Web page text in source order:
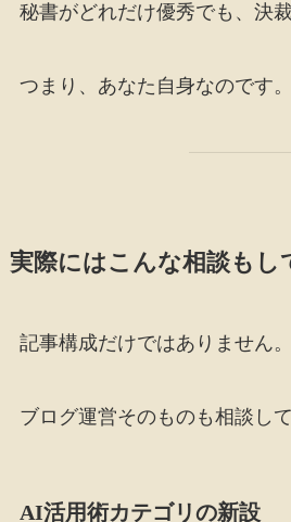
秘書がどれだけ優秀でも、決
つまり、あなた自身なのです。
実際にはこんな相談もし
記事構成だけではありません。
ブログ運営そのものも相談して
AI活用術カテゴリの新設